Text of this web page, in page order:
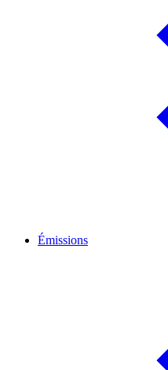
Émissions